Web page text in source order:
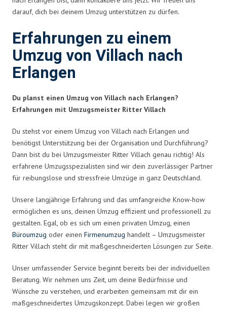
darauf, dich bei deinem Umzug unterstützen zu dürfen.
Erfahrungen zu einem
Umzug von Villach nach
Erlangen
Du planst einen Umzug von Villach nach Erlangen?
Erfahrungen mit Umzugsmeister Ritter Villach
Du stehst vor einem Umzug von Villach nach Erlangen und
benötigst Unterstützung bei der Organisation und Durchführung?
Dann bist du bei Umzugsmeister Ritter Villach genau richtig! Als
erfahrene Umzugsspezialisten sind wir dein zuverlässiger Partner
für reibungslose und stressfreie Umzüge in ganz Deutschland.
Unsere langjährige Erfahrung und das umfangreiche Know-how
ermöglichen es uns, deinen Umzug effizient und professionell zu
gestalten. Egal, ob es sich um einen privaten Umzug, einen
Büroumzug oder einen Firmenumzug handelt – Umzugsmeister
Ritter Villach steht dir mit maßgeschneiderten Lösungen zur Seite.
Unser umfassender Service beginnt bereits bei der individuellen
Beratung. Wir nehmen uns Zeit, um deine Bedürfnisse und
Wünsche zu verstehen, und erarbeiten gemeinsam mit dir ein
maßgeschneidertes Umzugskonzept. Dabei legen wir großen